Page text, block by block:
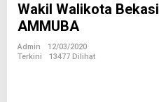
Wakil Walikota
AMMUBA
Admin
12/03/2020
Terkini
13477 Dilihat